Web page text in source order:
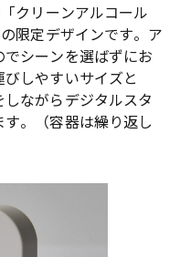
クリーンアルコール
限定デザインです。ア
シーンを選ばずにお
しやすいサイズと
ながらデジタルスタ
。（容器は繰り返し